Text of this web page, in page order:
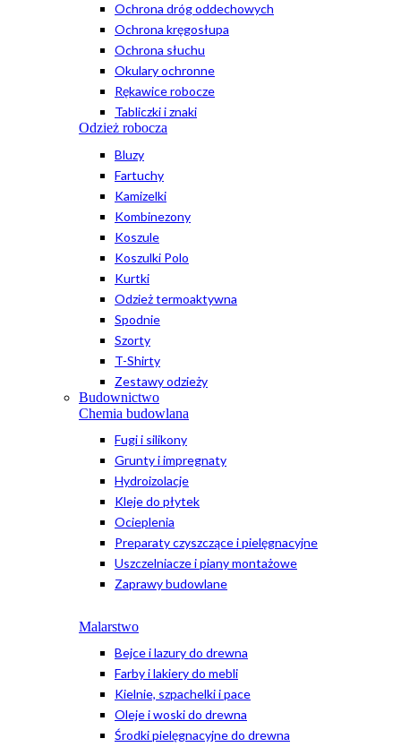
Ochrona dróg oddechowych
Ochrona kręgosłupa
Ochrona słuchu
Okulary ochronne
Rękawice robocze
Tabliczki i znaki
Odzież robocza
Bluzy
Fartuchy
Kamizelki
Kombinezony
Koszule
Koszulki Polo
Kurtki
Odzież termoaktywna
Spodnie
Szorty
T-Shirty
Zestawy odzieży
Budownictwo
Chemia budowlana
Fugi i silikony
Grunty i impregnaty
Hydroizolacje
Kleje do płytek
Ocieplenia
Preparaty czyszczące i pielęgnacyjne
Uszczelniacze i piany montażowe
Zaprawy budowlane
Malarstwo
Bejce i lazury do drewna
Farby i lakiery do mebli
Kielnie, szpachelki i pace
Oleje i woski do drewna
Środki pielęgnacyjne do drewna